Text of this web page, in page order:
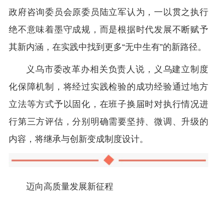
政府咨询委员会原委员陆立军认为，一以贯之执行
绝不意味着墨守成规，而是根据时代发展不断赋予
其新内涵，在实践中找到更多“无中生有”的新路径。
义乌市委改革办相关负责人说，义乌建立制度
化保障机制，将经过实践检验的成功经验通过地方
立法等方式予以固化，在班子换届时对执行情况进
行第三方评估，分别明确需要坚持、微调、升级的
内容，将继承与创新变成制度设计。
迈向高质量发展新征程